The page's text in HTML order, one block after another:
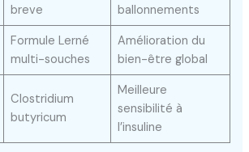
breve
ballonnements
Formule Lerné
multi-souches
Amélioration du
bien-être global
Clostridium
butyricum
Meilleure
sensibilité à
l’insuline